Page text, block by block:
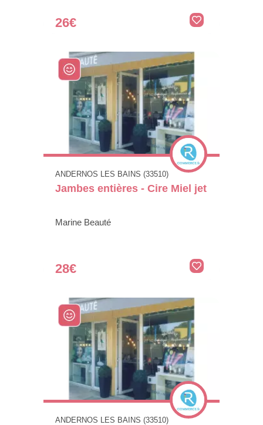
26€
ANDERNOS LES BAINS (33510)
Jambes entières - Cire Miel jet
Marine Beauté
28€
ANDERNOS LES BAINS (33510)